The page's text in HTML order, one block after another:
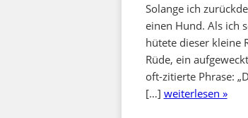
Solange ich
einen Hund. Als ich
hütete dieser kleine
Rüde, ein
oft-zitierte Phrase:
[…] weiterlesen »